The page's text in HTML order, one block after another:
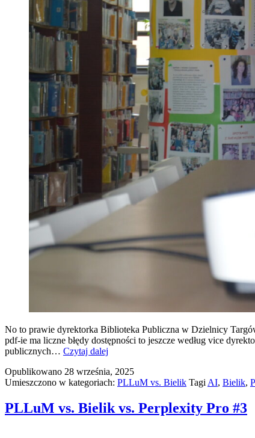
No to prawie dyrektorka Biblioteka Publiczna w Dzielnicy
pdf-ie ma liczne błędy dostępności to jeszcze według vice
publicznych… Czytaj dalej
wsparcie
prawne.
Opublikowano 28 września, 2025
Umieszczono w kategoriach: PLLuM vs. Bielik Tagi AI, Bielik,
PLLuM vs. Bielik vs. Perplexity Pro #3